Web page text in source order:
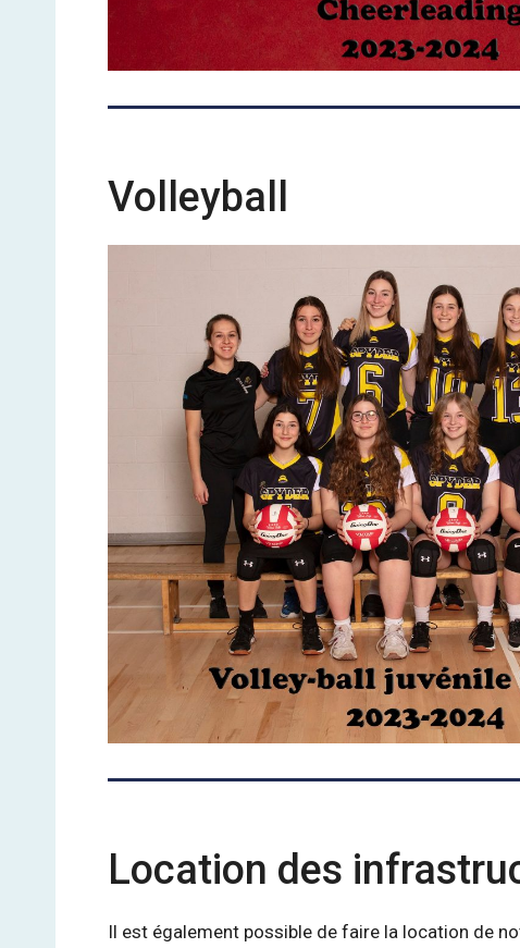
Volleyball
Location des
Il est également possible de faire la location de